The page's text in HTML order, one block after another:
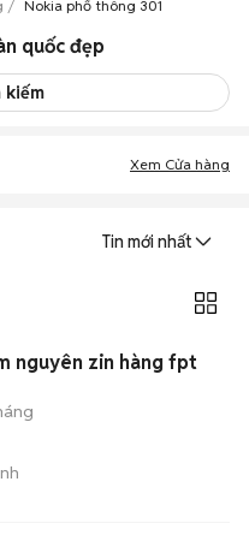
Nokia phổ thông 301
quốc đẹp
kiếm
Xem Cửa hàng
Tin mới nhất
nguyên zin hàng fpt